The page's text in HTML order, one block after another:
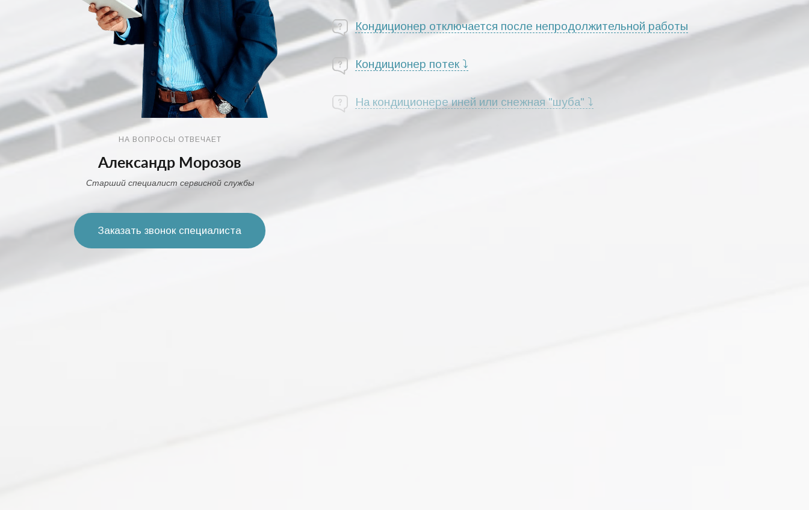
НА ВОПРОСЫ ОТВЕЧАЕТ
Александр Морозов
Старший специалист сервисной службы
Заказать звонок специалиста
Кондиционер отключается после непродолжительной работы
Кондиционер потек ⤵
На кондиционере иней или снежная "шуба" ⤵